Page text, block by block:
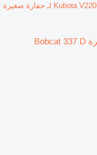
المحرك Kubota V2203 لـ حفارة صغيرة